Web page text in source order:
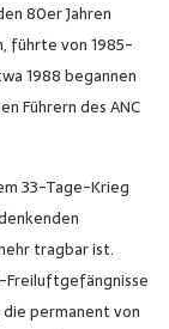
80er Jahren
führte von 1985-
1988 begannen
Führern des ANC
33-Tage-Krieg
tragbar ist.
Freiluftgefängnisse
permanent von